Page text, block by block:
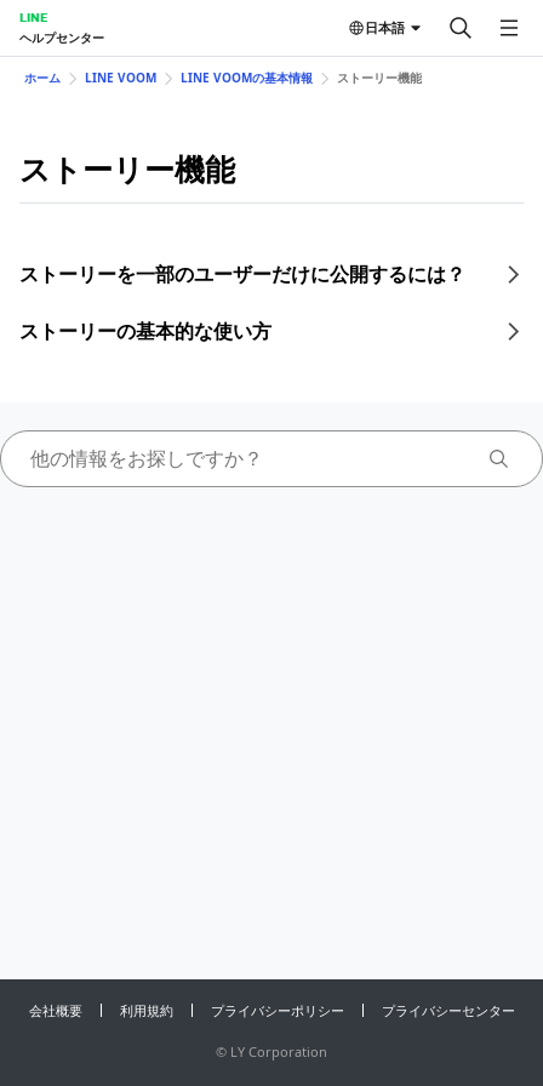
LINE
ヘルプセンター
日本語
ホーム LINE VOOM LINE VOOMの基本情報 ストーリー機能
ストーリー機能
ストーリーを一部のユーザーだけに公開するには？
ストーリーの基本的な使い方
会社概要 利用規約 プライバシーポリシー プライバシーセンター
© LY Corporation